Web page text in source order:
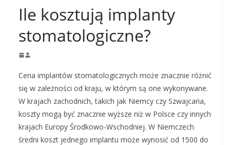
Ile kosztują implanty
stomatologiczne?
Cena implantów stomatologicznych może znacznie różnić
się w zależności od kraju, w którym są one wykonywane.
W krajach zachodnich, takich jak Niemcy czy Szwajcaria,
koszty mogą być znacznie wyższe niż w Polsce czy innych
krajach Europy Środkowo-Wschodniej. W Niemczech
średni koszt jednego implantu może wynosić od 1500 do